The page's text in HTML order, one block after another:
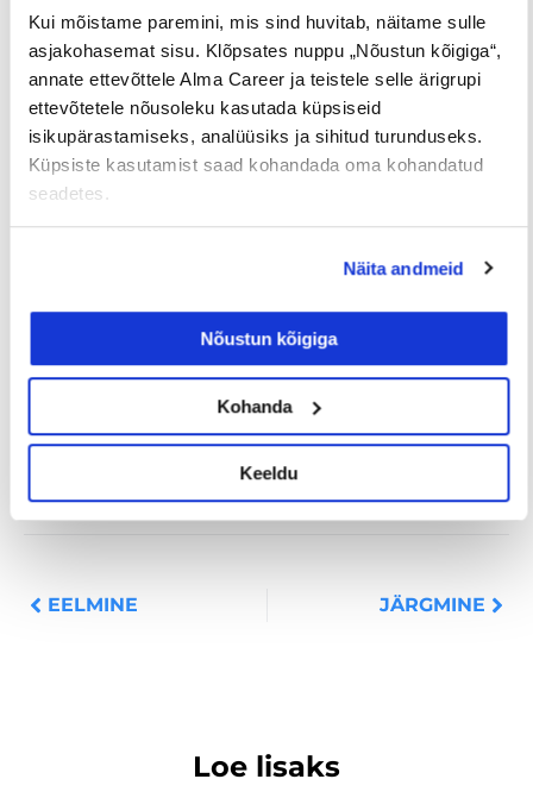
Kui mõistame paremini, mis sind huvitab, näitame sulle
asjakohasemat sisu. Klõpsates nuppu „Nõustun kõigiga“,
annate ettevõttele Alma Career ja teistele selle ärigrupi
ettevõtetele nõusoleku kasutada küpsiseid
isikupärastamiseks, analüüsiks ja sihitud turunduseks.
Küpsiste kasutamist saad kohandada oma kohandatud
seadetes.
Näita andmeid
Nõustun kõigiga
Kohanda
Keeldu
selgitati välja töövõtjate eelistused tööandja
valikul. Kokku osales uuringus 3222 inimest üle
Eesti, kes said märkida oma eelistatuima tööandja
seitsmes erinevas ärisektoris. Uuringu
tulemustega saab tutvudatopemployer.eelehel.
kodukontor
Jaga postitust
EELMINE JÄRGMINE
Loe lisaks